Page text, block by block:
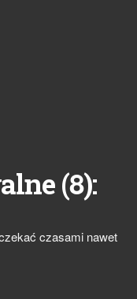
(8):
czasami nawet